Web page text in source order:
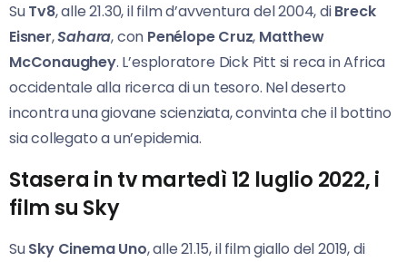
SuTv8, alle 21.30, il film d’avventura del 2004, diBreck
Eisner,Sahara, con Penélope Cruz, Matthew
McConaughey. L’esploratore Dick Pitt si reca in Africa
occidentale alla ricerca di un tesoro. Nel deserto
incontra una giovane scienziata, convinta che il bottino
sia collegato a un’epidemia.
Stasera in tv martedì 12 luglio 2022, i
film su Sky
SuSky Cinema Uno, alle 21.15, il film giallo del 2019, di